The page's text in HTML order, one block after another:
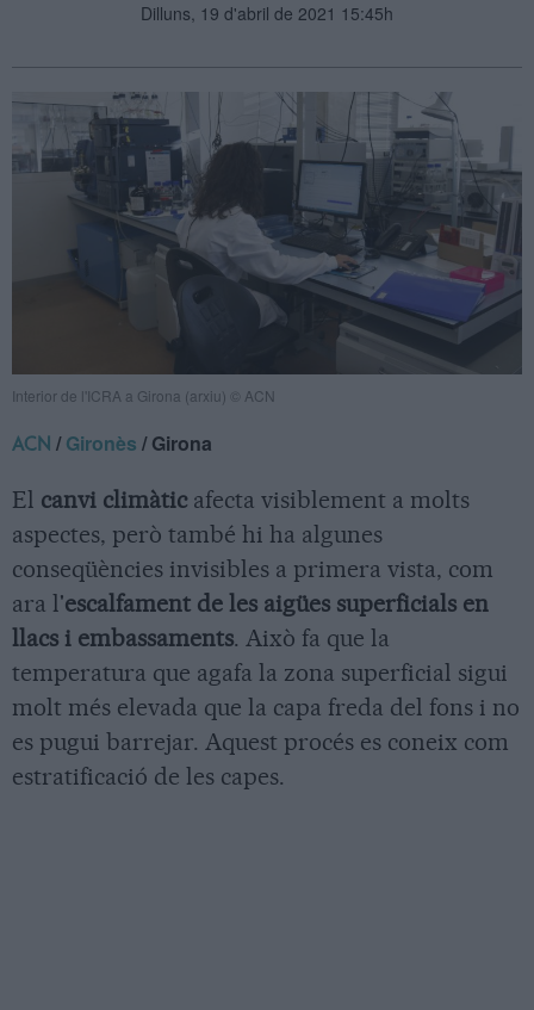
Dilluns, 19 d'abril de 2021 15:45h
Interior de l'ICRA a Girona (arxiu) © ACN
ACN /Gironès / Girona
El canvi climàticafecta visiblement a molts
aspectes, però també hi ha algunes
conseqüències invisibles a primera vista, com
ara l'escalfament de les aigües superficials en
llacs i embassaments. Això fa que la
temperatura que agafa la zona superficial sigui
molt més elevada que la capa freda del fons i no
es pugui barrejar. Aquest procés es coneix com
estratificació de les capes.